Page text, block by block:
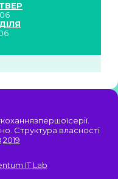
Структура власності
2019
IT Lab